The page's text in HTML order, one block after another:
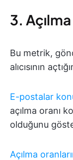
3. Açılma
Bu metrik,
alıcısının
E-postalar
açılma oranı
olduğunu
Açılma